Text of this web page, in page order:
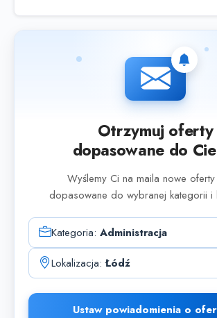
Otrzymuj oferty
dopasowane do
Wyślemy Ci na maila nowe
dopasowane do wybranej kategorii i
Kategoria: Administracja
Lokalizacja:Łódź
Ustaw powiadomienia o